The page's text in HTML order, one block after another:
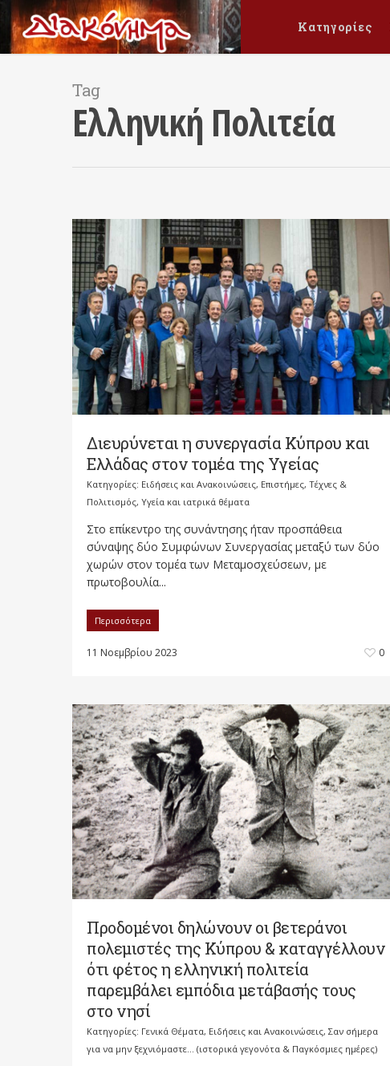
Κατηγορίες
Tag
Ελληνική Πολιτεία
Διευρύνεται η συνεργασία Κύπρου και
Ελλάδας στον τομέα της Υγείας
Κατηγορίες: Ειδήσεις και Ανακοινώσεις, Επιστήμες, Τέχνες &
Πολιτισμός, Υγεία και ιατρικά θέματα
Στο επίκεντρο της συνάντησης ήταν προσπάθεια
σύναψης δύο Συμφώνων Συνεργασίας μεταξύ των δύο
χωρών στον τομέα των Μεταμοσχεύσεων, με
πρωτοβουλία...
Περισσότερα
11 Νοεμβρίου 2023 0
Προδομένοι δηλώνουν οι βετεράνοι
πολεμιστές της Κύπρου & καταγγέλλουν
ότι φέτος η ελληνική πολιτεία
παρεμβάλει εμπόδια μετάβασής τους
στο νησί
Κατηγορίες: Γενικά Θέματα, Ειδήσεις και Ανακοινώσεις, Σαν σήμερα
για να μην ξεχνιόμαστε... (ιστορικά γεγονότα & Παγκόσμιες ημέρες)